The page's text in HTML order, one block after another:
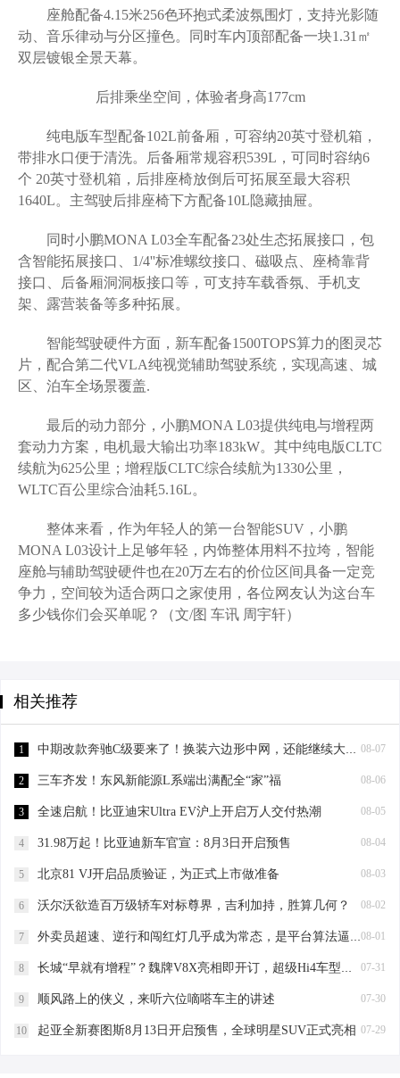
座舱配备4.15米256色环抱式柔波氛围灯，支持光影随
动、音乐律动与分区撞色。同时车内顶部配备一块1.31㎡
双层镀银全景天幕。
后排乘坐空间，体验者身高177cm
纯电版车型配备102L前备厢，可容纳20英寸登机箱，
带排水口便于清洗。后备厢常规容积539L，可同时容纳6
个 20英寸登机箱，后排座椅放倒后可拓展至最大容积
1640L。主驾驶后排座椅下方配备10L隐藏抽屉。
同时小鹏MONA L03全车配备23处生态拓展接口，包
含智能拓展接口、1/4''标准螺纹接口、磁吸点、座椅靠背
接口、后备厢洞洞板接口等，可支持车载香氛、手机支
架、露营装备等多种拓展。
智能驾驶硬件方面，新车配备1500TOPS算力的图灵芯
片，配合第二代VLA纯视觉辅助驾驶系统，实现高速、城
区、泊车全场景覆盖.
最后的动力部分，小鹏MONA L03提供纯电与增程两
套动力方案，电机最大输出功率183kW。其中纯电版CLTC
续航为625公里；增程版CLTC综合续航为1330公里，
WLTC百公里综合油耗5.16L。
整体来看，​作为年轻人的第一台智能SUV，小鹏
MONA L03设计上足够年轻，内饰整体用料不拉垮，智能
座舱与辅助驾驶硬件也在20万左右的价位区间具备一定竞
争力，空间较为适合两口之家使用，各位网友认为这台车
多少钱你们会买单呢？（文/图 车讯 周宇轩）
相关推荐
08-07
1 中期改款奔驰C级要来了！换装六边形中网，还能继续大卖？
08-06
2 三车齐发！东风新能源L系端出满配全“家”福
08-05
3 全速启航！比亚迪宋Ultra EV沪上开启万人交付热潮
08-04
4 31.98万起！比亚迪新车官宣：8月3日开启预售
08-03
5 北京81 VJ开启品质验证，为正式上市做准备
08-02
6 沃尔沃欲造百万级轿车对标尊界，吉利加持，胜算几何？
08-01
7 外卖员超速、逆行和闯红灯几乎成为常态，是平台算法逼的吗？
07-31
8 长城“早就有增程”？魏牌V8X亮相即开订，超级Hi4车型可“一车抵四车”？
07-30
9 顺风路上的侠义，来听六位嘀嗒车主的讲述
07-29
10 起亚全新赛图斯8月13日开启预售，全球明星SUV正式亮相